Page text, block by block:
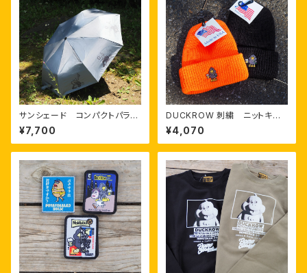
サンシェード コンパクトパラソ
ル(晴雨兼用)
¥7,700
DUCKROW 刺繍 ニットキャッ
プ
¥4,070